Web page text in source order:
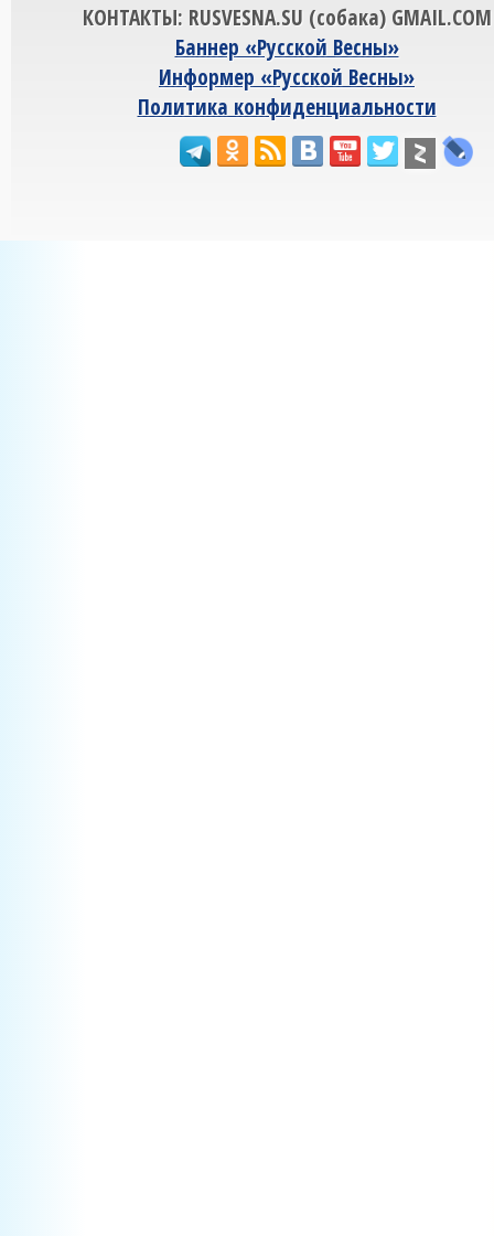
КОНТАКТЫ: RUSVESNA.SU (собака) GMAIL.COM
Баннер «Русской Весны»
Информер «Русской Весны»
Политика конфиденциальности